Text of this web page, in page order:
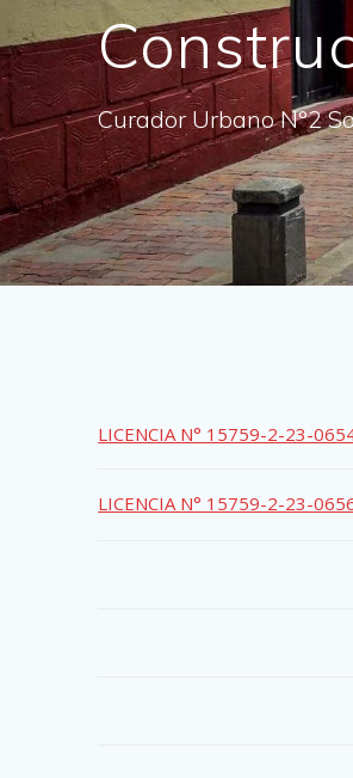
Curador Urbano N°2
LICENCIA N° 15759-2-23-
LICENCIA N° 15759-2-23-